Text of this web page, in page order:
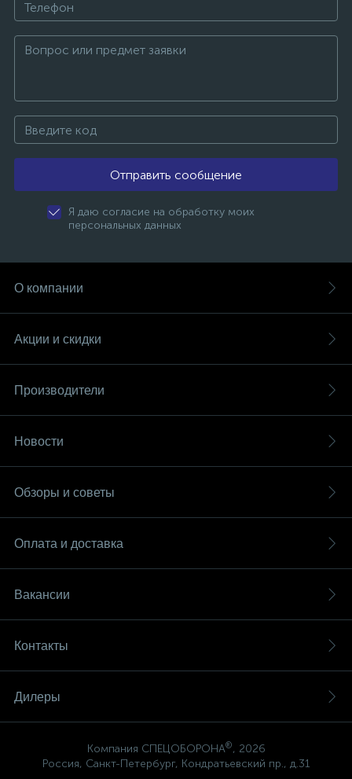
Отправить сообщение
Я даю согласие на обработку моих
персональных данных
О компании
Акции и скидки
Производители
Новости
Обзоры и советы
Оплата и доставка
Вакансии
Контакты
Дилеры
Компания СПЕЦОБОРОНА®, 2026
Россия, Санкт-Петербург, Кондратьевский пр., д.31